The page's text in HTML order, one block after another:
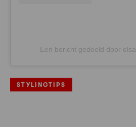
Een bericht gedeeld door elsa
STYLINGTIPS